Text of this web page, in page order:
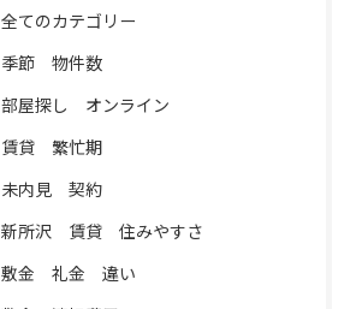
全てのカテゴリー
季節 物件数
部屋探し オンライン
賃貸 繁忙期
未内見 契約
新所沢 賃貸 住みやすさ
敷金 礼金 違い